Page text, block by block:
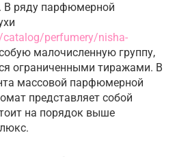
В ряду парфюмерной
perfumery/nisha-
малочисленную группу,
ограниченными тиражами. В
массовой парфюмерной
представляет собой
на порядок выше